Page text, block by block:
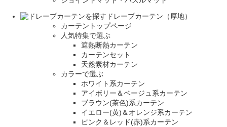
ドレープカーテン（厚地）
カーテントップページ
人気特集で選ぶ
遮熱断熱カーテン
カーテンセット
天然素材カーテン
カラーで選ぶ
ホワイト系カーテン
アイボリー＆ベージュ系カーテン
ブラウン(茶色)系カーテン
イエロー(黄)＆オレンジ系カーテン
ピンク＆レッド(赤)系カーテン